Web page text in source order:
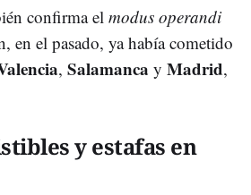
confirma el modus operandi
en el pasado, ya había cometido
, Salamanca y Madrid,
y estafas en